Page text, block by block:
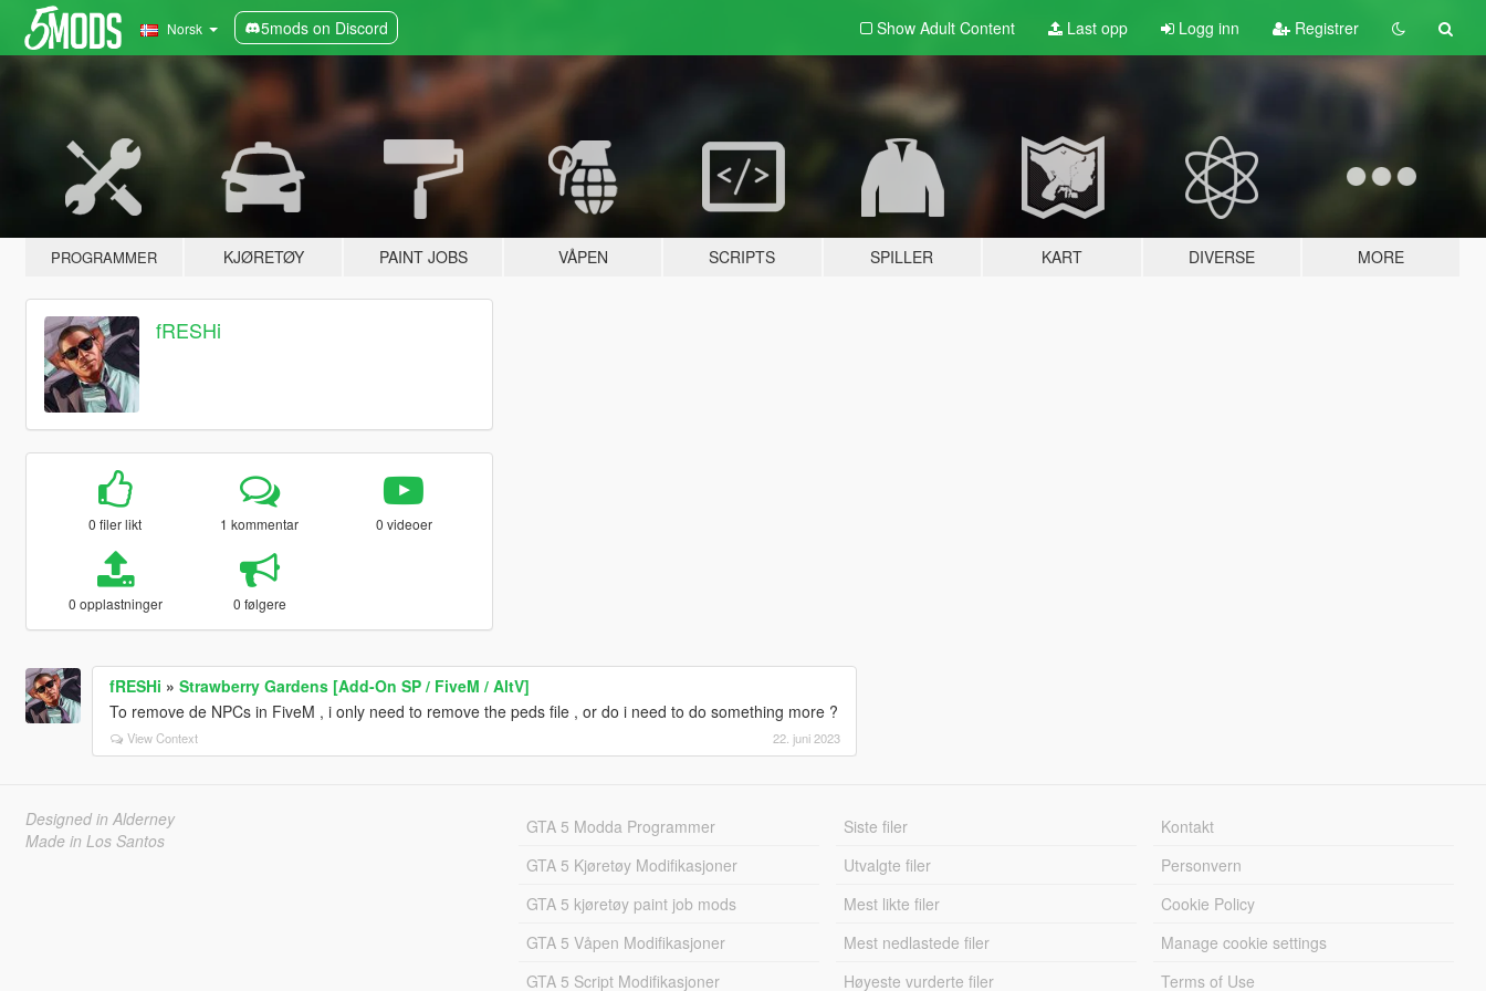
Norsk 5mods on Discord Show Adult Content Last opp Logg inn Registrer
PROGRAMMER KJØRETØY PAINT JOBS VÅPEN SCRIPTS SPILLER KART DIVERSE MORE
fRESHi
0 filer likt 1 kommentar 0 videoer
0 opplastninger 0 følgere
fRESHi » Strawberry Gardens [Add-On SP / FiveM / AltV]
To remove de NPCs in FiveM , i only need to remove the peds file , or do i need to do something more ?
View Context 22. juni 2023
Designed in Alderney
Made in Los Santos
GTA 5 Modda Programmer
GTA 5 Kjøretøy Modifikasjoner
GTA 5 kjøretøy paint job mods
GTA 5 Våpen Modifikasjoner
GTA 5 Script Modifikasjoner
Siste filer
Utvalgte filer
Mest likte filer
Mest nedlastede filer
Høyeste vurderte filer
Kontakt
Personvern
Cookie Policy
Manage cookie settings
Terms of Use